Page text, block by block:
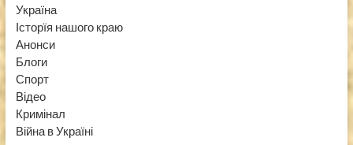
Україна
Історїя нашого краю
Анонси
Блоги
Спорт
Відео
Кримінал
Війна в Україні